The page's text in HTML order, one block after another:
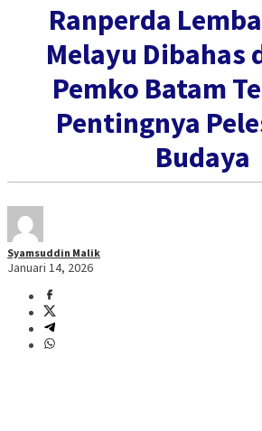
Ranperda
Melayu Dibahas
Pemko Batam
Pentingnya
Budaya
Syamsuddin Malik
Januari 14, 2026